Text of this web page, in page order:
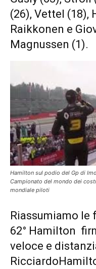
(26), Vettel (18),
Raikkonen e
Magnussen (1).
Hamilton sul podio del Gp di
Campionato del mondo dei
mondiale piloti
Riassumiamo le
62° Hamilton
veloce e